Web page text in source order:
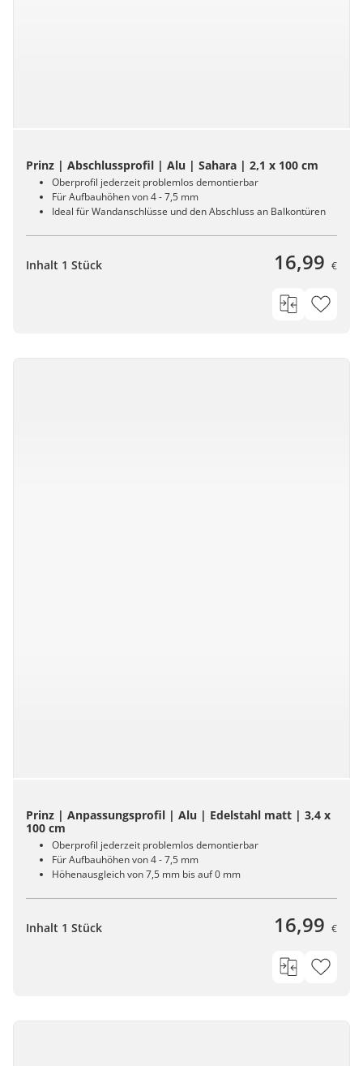
Prinz | Abschlussprofil | Alu | Sahara | 2,1 x 100 cm
Oberprofil jederzeit problemlos demontierbar
Für Aufbauhöhen von 4 - 7,5 mm
Ideal für Wandanschlüsse und den Abschluss an Balkontüren
Inhalt 1 Stück 16,99 €
Prinz | Anpassungsprofil | Alu | Edelstahl matt | 3,4 x
100 cm
Oberprofil jederzeit problemlos demontierbar
Für Aufbauhöhen von 4 - 7,5 mm
Höhenausgleich von 7,5 mm bis auf 0 mm
Inhalt 1 Stück 16,99 €